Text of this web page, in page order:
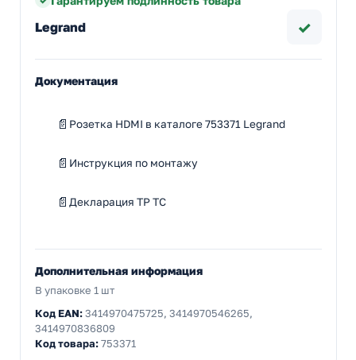
Legrand ✓
Документация
Розетка HDMI в каталоге 753371 Legrand
Инструкция по монтажу
Декларация ТР ТС
Дополнительная информация
В упаковке 1 шт
Код EAN:3414970475725, 3414970546265,
3414970836809
Код товара:753371